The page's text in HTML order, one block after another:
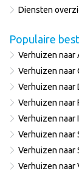
Diensten
Populaire
Verhuizen naar
Verhuizen naar
Verhuizen naar
Verhuizen naar
Verhuizen naar
Verhuizen naar
Verhuizen naar
Verhuizen naar